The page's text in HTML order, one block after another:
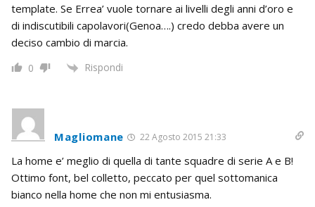
template. Se Errea’ vuole tornare ai livelli degli anni d’oro e
di indiscutibili capolavori(Genoa….) credo debba avere un
deciso cambio di marcia.
0 Rispondi
Magliomane 22 Agosto 2015 21:33
La home e’ meglio di quella di tante squadre di serie A e B!
Ottimo font, bel colletto, peccato per quel sottomanica
bianco nella home che non mi entusiasma.